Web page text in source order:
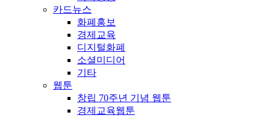
카드뉴스
화폐홍보
경제교육
디지털화폐
소셜미디어
기타
웹툰
창립 70주년 기념 웹툰
경제교육웹툰